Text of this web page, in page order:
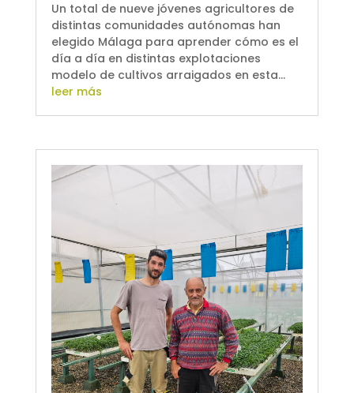
Un total de nueve jóvenes agricultores de
distintas comunidades autónomas han
elegido Málaga para aprender cómo es el
día a día en distintas explotaciones
modelo de cultivos arraigados en esta...
leer más